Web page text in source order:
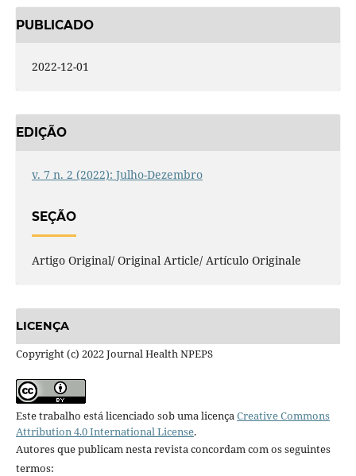
PUBLICADO
2022-12-01
EDIÇÃO
v. 7 n. 2 (2022): Julho-Dezembro
SEÇÃO
Artigo Original/ Original Article/ Artículo Originale
LICENÇA
Copyright (c) 2022 Journal Health NPEPS
Este trabalho está licenciado sob uma licença Creative Commons
Attribution 4.0 International License.
Autores que publicam nesta revista concordam com os seguintes
termos: